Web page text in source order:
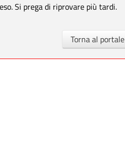
Si prega di riprovare più tardi.
Torna al portale